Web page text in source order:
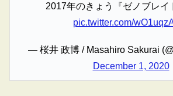
2017年のきょう『ゼノブレイ
pic.twitter.com/
— 桜井 政博 / Masahiro Sakurai
December 1, 2020